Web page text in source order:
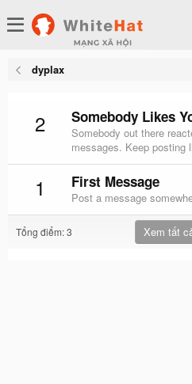
dyplax
2 Somebody Likes
Somebody out there
messages. Keep posting
1 First Message
Post a message
Tổng điểm: 3 Xem tất